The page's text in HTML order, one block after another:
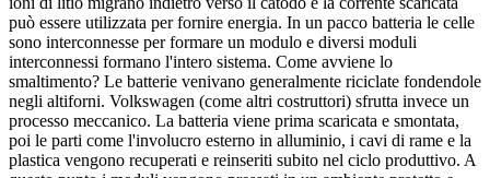
può essere utilizzata per fornire energia. In un pacco batteria le celle
sono interconnesse per formare un modulo e diversi moduli
interconnessi formano l'intero sistema. Come avviene lo
smaltimento? Le batterie venivano generalmente riciclate fondendole
negli altiforni. Volkswagen (come altri costruttori) sfrutta invece un
processo meccanico. La batteria viene prima scaricata e smontata,
poi le parti come l'involucro esterno in alluminio, i cavi di rame e la
plastica vengono recuperati e reinseriti subito nel ciclo produttivo. A